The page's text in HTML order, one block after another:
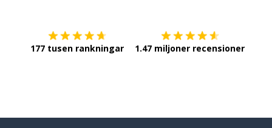
177 tusen rankningar 1.47 miljoner recensioner